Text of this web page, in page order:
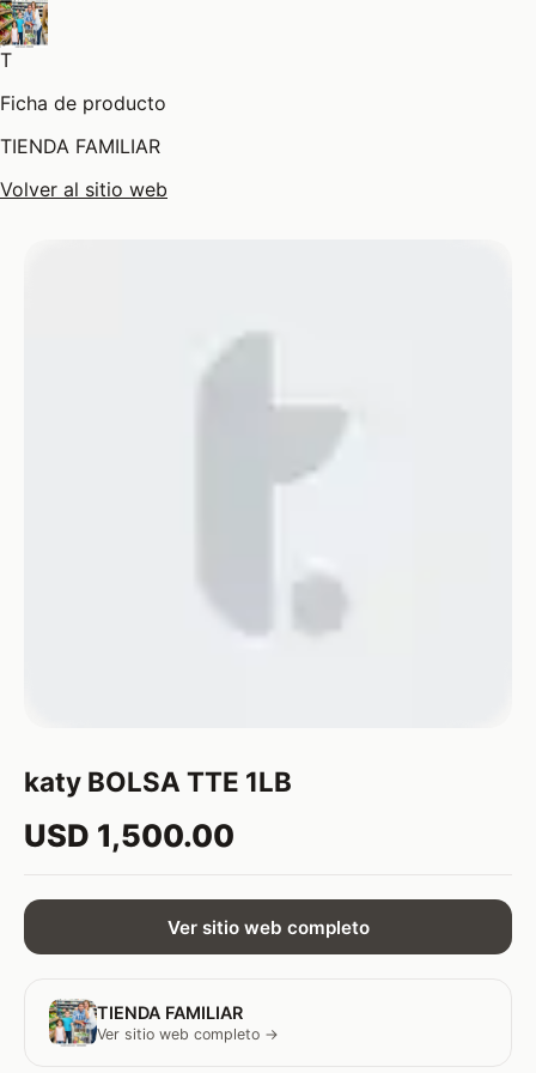
T
Ficha de producto
TIENDA FAMILIAR
Volver al sitio web
katy BOLSA TTE 1LB
USD 1,500.00
Ver sitio web completo
TIENDA FAMILIAR
Ver sitio web completo →